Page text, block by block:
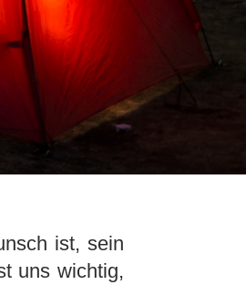
ist, sein
uns wichtig,